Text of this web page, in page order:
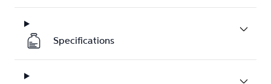
Specifications